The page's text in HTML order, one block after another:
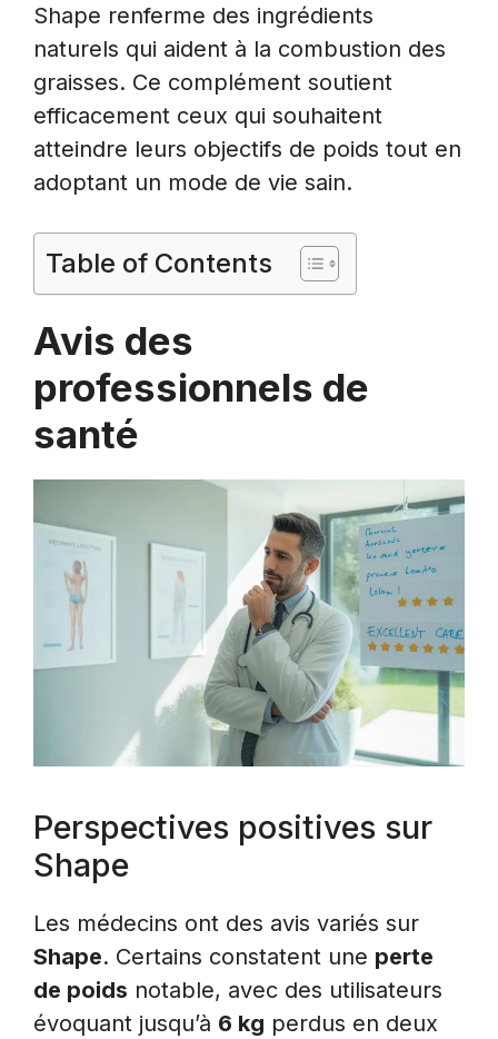
Shape renferme des ingrédients
naturels qui aident à la combustion des
graisses. Ce complément soutient
efficacement ceux qui souhaitent
atteindre leurs objectifs de poids tout en
adoptant un mode de vie sain.
Table of Contents
Avis des
professionnels de
santé
Perspectives positives sur
Shape
Les médecins ont des avis variés sur
Shape. Certains constatent une perte
de poids notable, avec des utilisateurs
évoquant jusqu’à 6 kg perdus en deux